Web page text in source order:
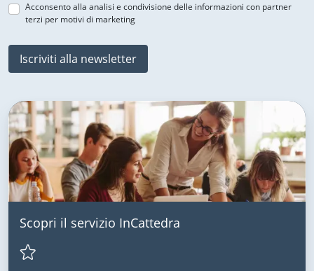
Acconsento alla analisi e condivisione delle informazioni con partner
terzi per motivi di marketing
Iscriviti alla newsletter
Scopri il servizio InCattedra